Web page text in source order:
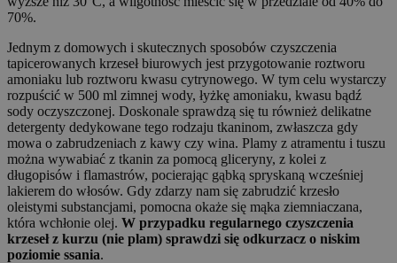
70%.
Jednym z domowych i skutecznych sposobów czyszczenia
tapicerowanych krzeseł biurowych jest przygotowanie roztworu
amoniaku lub roztworu kwasu cytrynowego. W tym celu wystarczy
rozpuścić w 500 ml zimnej wody, łyżkę amoniaku, kwasu bądź
sody oczyszczonej. Doskonale sprawdzą się tu również delikatne
detergenty dedykowane tego rodzaju tkaninom, zwłaszcza gdy
mowa o zabrudzeniach z kawy czy wina. Plamy z atramentu i tuszu
można wywabiać z tkanin za pomocą gliceryny, z kolei z
długopisów i flamastrów, pocierając gąbką spryskaną wcześniej
lakierem do włosów. Gdy zdarzy nam się zabrudzić krzesło
oleistymi substancjami, pomocna okaże się mąka ziemniaczana,
która wchłonie olej. W przypadku regularnego czyszczenia
krzeseł z kurzu (nie plam) sprawdzi się odkurzacz o niskim
poziomie ssania.